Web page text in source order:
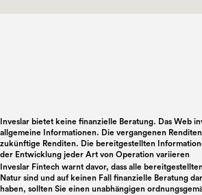
Inveslar bietet keine finanzielle Beratung. Das Web
allgemeine Informationen. Die vergangenen
zukünftige Renditen. Die bereitgestellten
der Entwicklung jeder Art von Operation variieren
Inveslar Fintech warnt davor, dass alle
Natur sind und auf keinen Fall finanzielle Beratung
haben, sollten Sie einen unabhängigen